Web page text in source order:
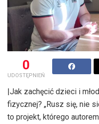
0
UDOSTĘPNIEŃ
|Jak zachęcić dzieci i
fizycznej? „Rusz się, nie
to projekt, którego